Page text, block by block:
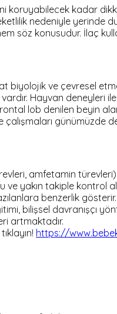
koruyabilecek kadar
nedeniyle
konusudur. İlaç
biyolojik ve çevresel
Hayvan deneyleri
lob denilen beyin
çalışmaları günümüzde
amfetamin
yakın takiple kontrol
benzerlik
bilişsel davranışçı
artmaktadır.
https://